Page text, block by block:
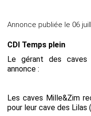
Annonce publiée le 06
CDI Temps plein
Le gérant des
annonce :
Les caves Mille&Zim
pour leur cave des Lilas